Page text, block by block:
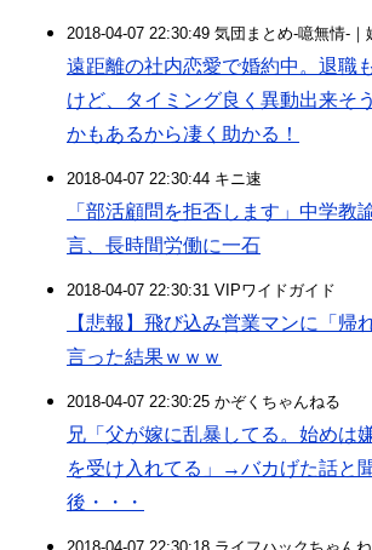
2018-04-07 22:30:49 気団まとめ-噫無情-
遠距離の社内恋愛で婚約中。退職
けど、タイミング良く異動出来そ
かもあるから凄く助かる！
2018-04-07 22:30:44 キニ速
「部活顧問を拒否します」中学教
言、長時間労働に一石
2018-04-07 22:30:31 VIPワイドガイド
【悲報】飛び込み営業マンに「帰
言った結果ｗｗｗ
2018-04-07 22:30:25 かぞくちゃんねる
兄「父が嫁に乱暴してる。始めは
を受け入れてる」→バカげた話と
後・・・